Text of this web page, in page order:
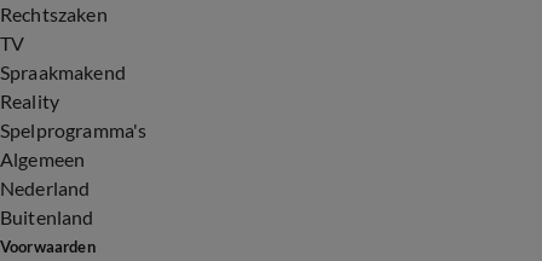
Rechtszaken
TV
Spraakmakend
Reality
Spelprogramma's
Algemeen
Nederland
Buitenland
Voorwaarden